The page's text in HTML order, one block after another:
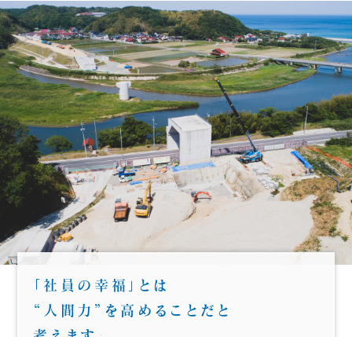
「社員の幸福」とは
“人間力”を高めることだと